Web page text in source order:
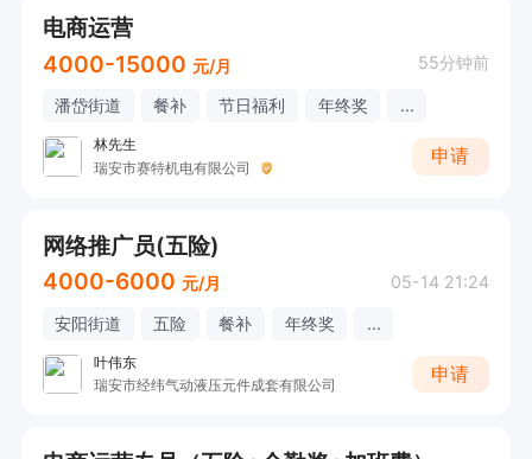
电商运营
4000-15000 元/月 55分钟前
潘岱街道 餐补 节日福利 年终奖 ...
林先生
瑞安市赛特机电有限公司
申请
网络推广员(五险)
4000-6000 元/月 05-14 21:24
安阳街道 五险 餐补 年终奖 ...
叶伟东
瑞安市经纬气动液压元件成套有限公司
申请